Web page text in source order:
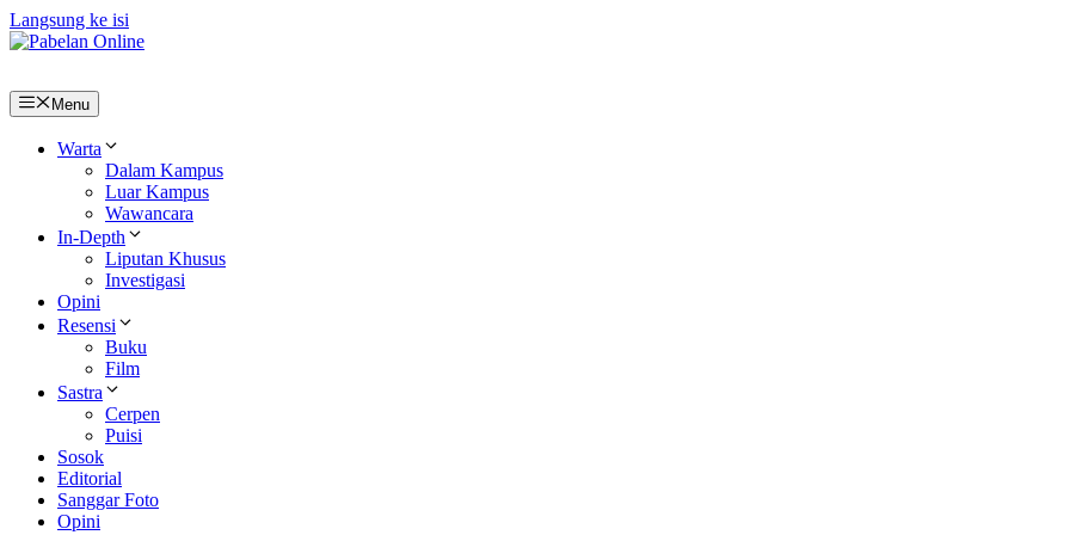
Langsung ke isi
Menu
Warta
Dalam Kampus
Luar Kampus
Wawancara
In-Depth
Liputan Khusus
Investigasi
Opini
Resensi
Buku
Film
Sastra
Cerpen
Puisi
Sosok
Editorial
Sanggar Foto
Opini